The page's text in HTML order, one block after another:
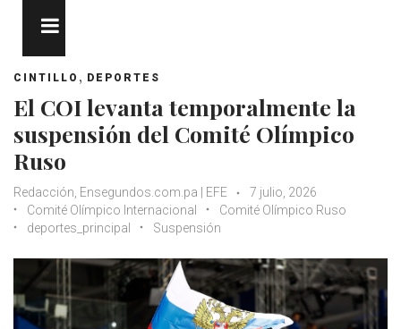
CINTILLO , DEPORTES
El COI levanta temporalmente la
suspensión del Comité Olímpico
Ruso
Redacción, Ensegundos.com.pa | EFE
7 julio, 2026
Comité Olímpico Internacional
Comité Olímpico Ruso
deportes_principal
Suspensión